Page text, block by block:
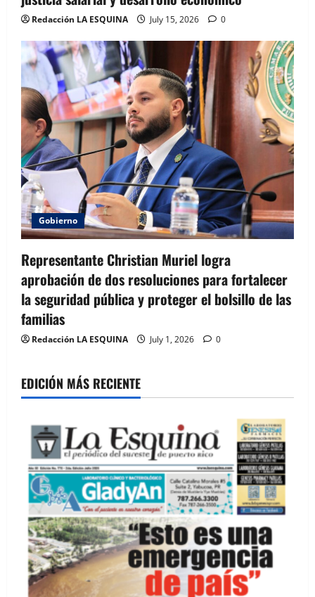
Redacción LA ESQUINA July 15, 2026 0
Gobierno
Representante Christian Muriel logra
aprobación de dos resoluciones para fortalecer
la seguridad pública y proteger el bolsillo de las
familias
Redacción LA ESQUINA July 1, 2026 0
EDICIÓN MÁS RECIENTE